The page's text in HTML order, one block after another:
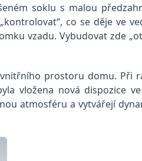
soklu s malou
co se děje ve
vzadu. Vybudovat zde
prostoru domu. Při
vložena nová dispozice
atmosféru a vytvářejí